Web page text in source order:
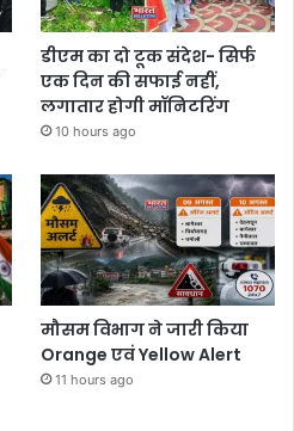
डीएम का दो टूक संदेश- सिर्फ
एक दिन की सफाई नहीं,
लगातार होगी मॉनिटरिंग
10 hours ago
मौसम विभाग ने जारी किया
Orange एवं Yellow Alert
11 hours ago